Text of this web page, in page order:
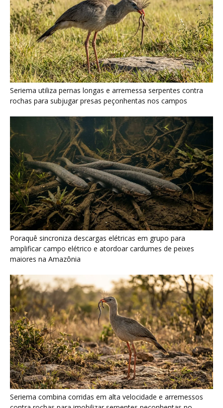
Poraquê sincroniza descargas elétricas em grupo para
amplificar campo elétrico e atordoar cardumes de peixes
maiores na Amazônia
Seriema combina corridas em alta velocidade e arremessos
contra rochas para imobilizar serpentes peçonhentas no
cerrado
Ariranha sincroniza caça coletiva com vocalização subaquática
e cerca cardumes em rios rasos da Amazônia